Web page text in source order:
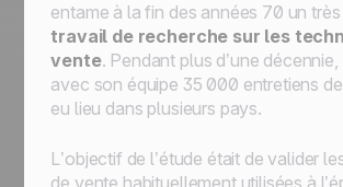
entame à la fin des années 70 un
travail de recherche sur les
vente. Pendant plus d’une
avec son équipe 35 000 entretiens
eu lieu dans plusieurs pays.
L’objectif de l’étude était de valider
de vente habituellement utilisées à